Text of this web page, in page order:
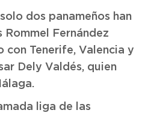
dos panameños han
Fernández
con Tenerife, Valencia y
Dely Valdés, quien
liga de las